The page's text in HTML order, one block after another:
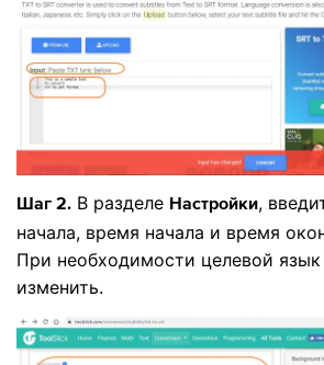
Шаг 2. В разделе Настройки,
начала, время начала и время
При необходимости целевой
изменить.